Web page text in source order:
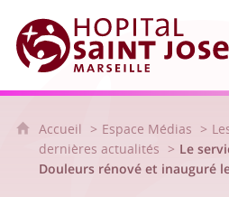
Hôpital
Accueil Espace Médias
dernières actualités
Le
Douleurs rénové et inauguré